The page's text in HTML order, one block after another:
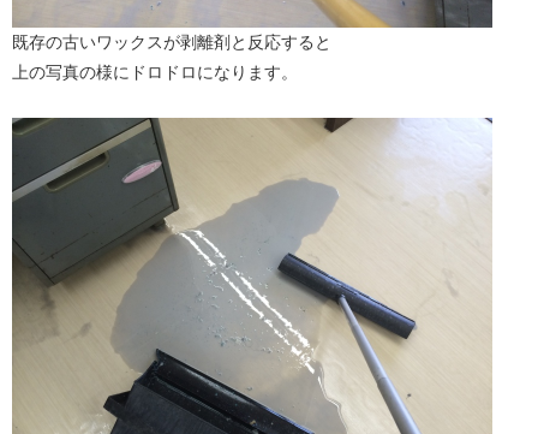
既存の古いワックスが剥離剤と反応すると
上の写真の様にドロドロになります。